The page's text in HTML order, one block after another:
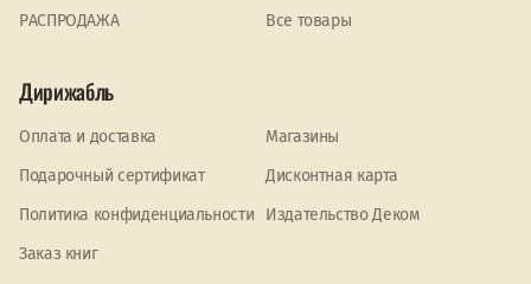
PАСПРОДАЖА
Все товары
Дирижабль
Оплата и доставка
Магазины
Подарочный сертификат
Дисконтная карта
Политика конфиденциальности
Издательство Деком
Заказ книг